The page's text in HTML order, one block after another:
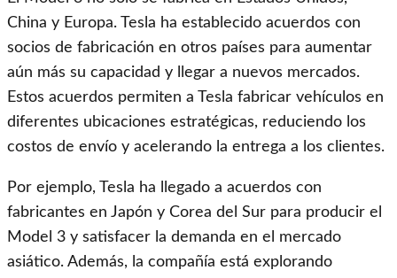
China y Europa. Tesla ha establecido acuerdos con
socios de fabricación en otros países para aumentar
aún más su capacidad y llegar a nuevos mercados.
Estos acuerdos permiten a Tesla fabricar vehículos en
diferentes ubicaciones estratégicas, reduciendo los
costos de envío y acelerando la entrega a los clientes.
Por ejemplo, Tesla ha llegado a acuerdos con
fabricantes en Japón y Corea del Sur para producir el
Model 3 y satisfacer la demanda en el mercado
asiático. Además, la compañía está explorando